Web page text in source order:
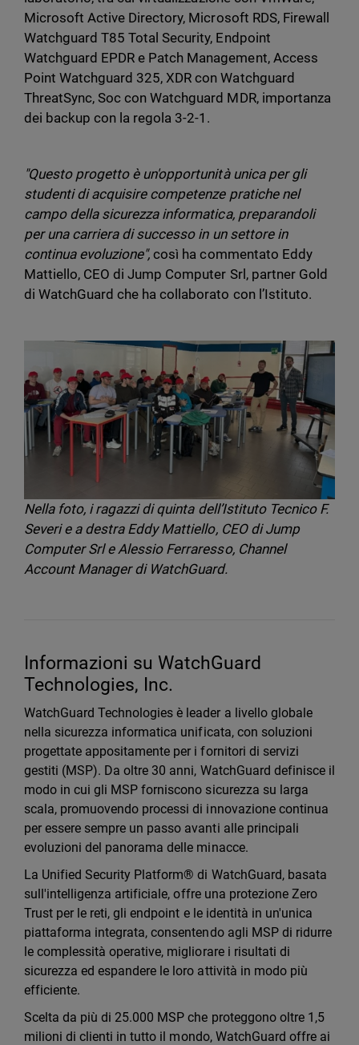
Microsoft Active Directory, Microsoft RDS, Firewall
Watchguard T85 Total Security, Endpoint
Watchguard EPDR e Patch Management, Access
Point Watchguard 325, XDR con Watchguard
ThreatSync, Soc con Watchguard MDR, importanza
dei backup con la regola 3-2-1.
"Questo progetto è un'opportunità unica per gli
studenti di acquisire competenze pratiche nel
campo della sicurezza informatica, preparandoli
per una carriera di successo in un settore in
continua evoluzione", così ha commentato Eddy
Mattiello, CEO di Jump Computer Srl, partner Gold
di WatchGuard che ha collaborato con l’Istituto.
Nella foto, i ragazzi di quinta dell’Istituto Tecnico F.
Severi e a destra Eddy Mattiello, CEO di Jump
Computer Srl e Alessio Ferraresso, Channel
Account Manager di WatchGuard.
Informazioni su WatchGuard
Technologies, Inc.
WatchGuard Technologies è leader a livello globale
nella sicurezza informatica unificata, con soluzioni
progettate appositamente per i fornitori di servizi
gestiti (MSP). Da oltre 30 anni, WatchGuard definisce il
modo in cui gli MSP forniscono sicurezza su larga
scala, promuovendo processi di innovazione continua
per essere sempre un passo avanti alle principali
evoluzioni del panorama delle minacce.
La Unified Security Platform® di WatchGuard, basata
sull'intelligenza artificiale, offre una protezione Zero
Trust per le reti, gli endpoint e le identità in un'unica
piattaforma integrata, consentendo agli MSP di ridurre
le complessità operative, migliorare i risultati di
sicurezza ed espandere le loro attività in modo più
efficiente.
Scelta da più di 25.000 MSP che proteggono oltre 1,5
milioni di clienti in tutto il mondo, WatchGuard offre ai